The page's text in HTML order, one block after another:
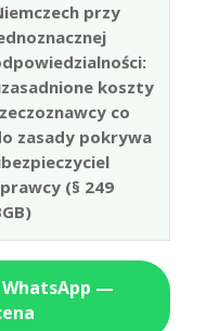
przy
koszty
co
zasady pokrywa
(§ 249
WhatsApp —